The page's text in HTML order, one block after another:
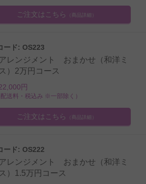
ご注文はこちら （商品詳細）
ード: OS223
レンジメント おまかせ（和洋ミ
）2万円コース
円
配送料・税込み ※一部除く）
ご注文はこちら （商品詳細）
ード: OS222
レンジメント おまかせ（和洋ミ
）1.5万円コース